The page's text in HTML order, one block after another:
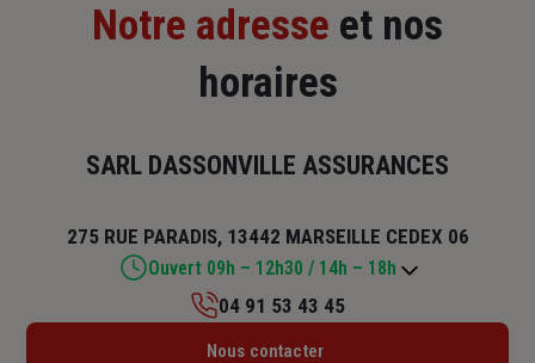
Notre adresse et nos
horaires
SARL DASSONVILLE ASSURANCES
275 RUE PARADIS, 13442 MARSEILLE CEDEX 06
Ouvert 09h – 12h30 / 14h – 18h
Lundi : 09h – 12h30 / 14h – 18h
04 91 53 43 45
Nous contacter